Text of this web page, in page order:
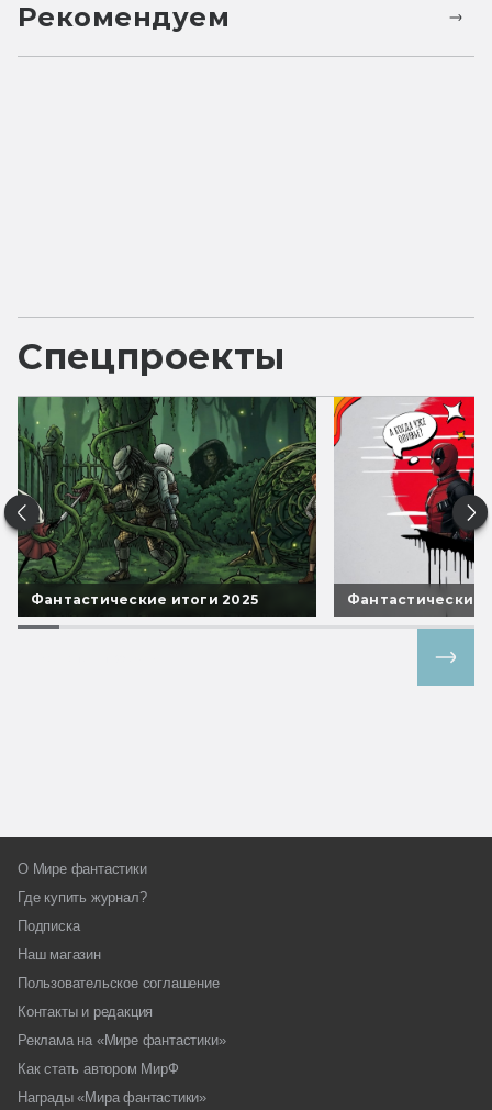
Рекомендуем
Спецпроекты
Фантастические итоги 2025 Фантастические
О Мире фантастики
Где купить журнал?
Подписка
Наш магазин
Пользовательское соглашение
Контакты и редакция
Реклама на «Мире фантастики»
Как стать автором МирФ
Награды «Мира фантастики»